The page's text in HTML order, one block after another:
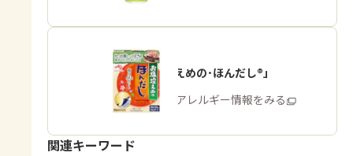
「お塩控えめの･ほんだし®」
商品・アレルギー情報をみる
関連キーワード